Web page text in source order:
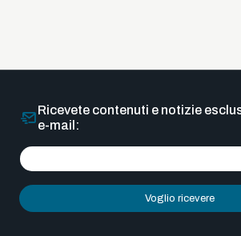
Ricevete contenuti e notizie
e-mail:
Voglio ricevere